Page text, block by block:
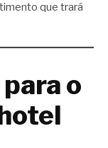
que trará
o